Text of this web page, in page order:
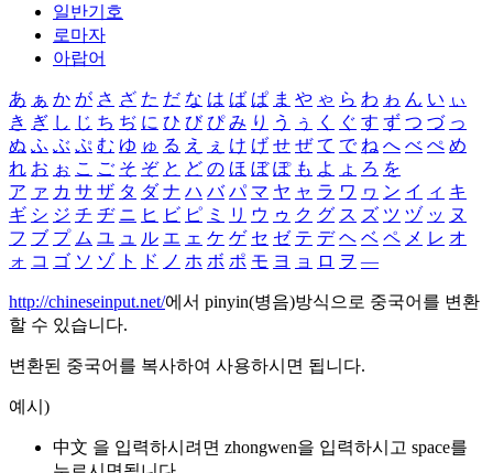
일반기호
로마자
아랍어
あ ぁ か が さ ざ た だ な は ば ぱ ま や ゃ ら わ ゎ ん い ぃ
き ぎ し じ ち ぢ に ひ び ぴ み り う ぅ く ぐ す ず つ づ っ
ぬ ふ ぶ ぷ む ゆ ゅ る え ぇ け げ せ ぜ て で ね へ べ ぺ め
れ お ぉ こ ご そ ぞ と ど の ほ ぼ ぽ も よ ょ ろ を
ア ァ カ サ ザ タ ダ ナ ハ バ パ マ ヤ ャ ラ ワ ヮ ン イ ィ キ
ギ シ ジ チ ヂ ニ ヒ ビ ピ ミ リ ウ ゥ ク グ ス ズ ツ ヅ ッ ヌ
フ ブ プ ム ユ ュ ル エ ェ ケ ゲ セ ゼ テ デ ヘ ベ ペ メ レ オ
ォ コ ゴ ソ ゾ ト ド ノ ホ ボ ポ モ ヨ ョ ロ ヲ ―
http://chineseinput.net/에서 pinyin(병음)방식으로 중국어를 변환
할 수 있습니다.
변환된 중국어를 복사하여 사용하시면 됩니다.
예시)
中文 을 입력하시려면 zhongwen을 입력하시고 space를